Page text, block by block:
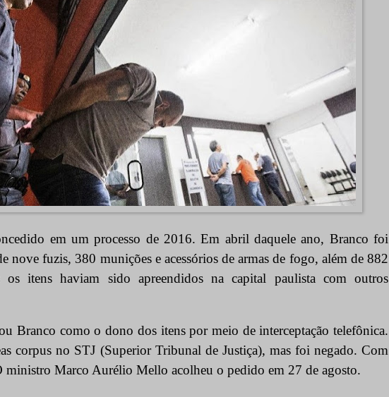
em um processo de 2016. Em abril daquele ano, Branco foi
nove fuzis, 380 munições e acessórios de armas de fogo, além de 882
itens haviam sido apreendidos na capital paulista com outros
Branco como o dono dos itens por meio de interceptação telefônica.
corpus no STJ (Superior Tribunal de Justiça), mas foi negado. Com
ministro Marco Aurélio Mello acolheu o pedido em 27 de agosto.